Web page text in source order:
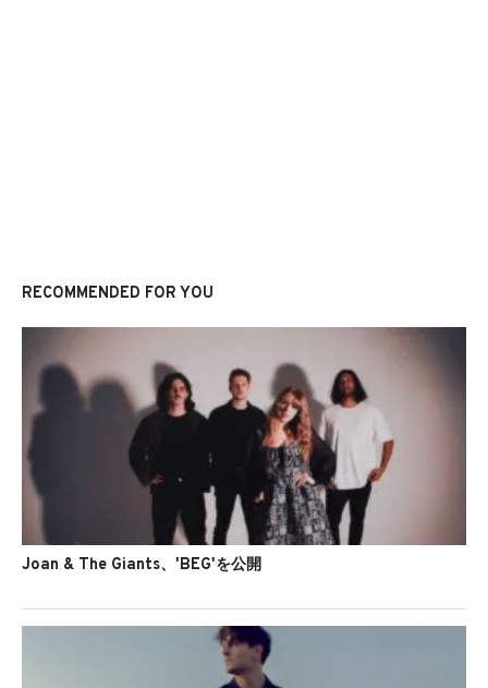
RECOMMENDED FOR YOU
Joan & The Giants、'BEG'を公開